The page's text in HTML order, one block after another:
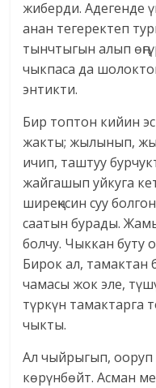
жиберди. Адегенде
анан тегеректеп
тынчтыгын алып
чыкпаса да
энтикти.
Бир топтон кийин
жакты; жылынып,
ичип, таштуу
жайгашып уйкуга
ширеңксин суу
саатын бурады.
болчу. Чыккан буту
Бирок ал, тамактан
чамасы жок эле,
түркүн тамактарга
чыкты.
Ал чыйрыгып, ооруп
көрүнбөйт. Асман